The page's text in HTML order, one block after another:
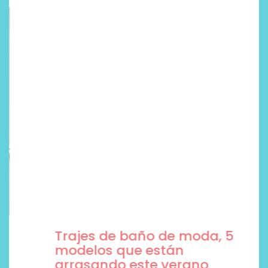
Trajes de baño de moda, 5
modelos que están